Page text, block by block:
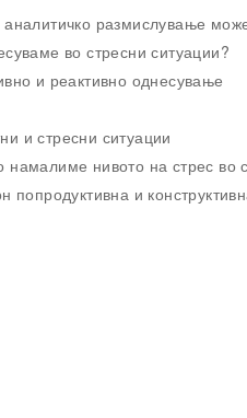
размислување
во стресни ситуации?
и реактивно однесување
и стресни ситуации
нивото на стрес во
попродуктивна и